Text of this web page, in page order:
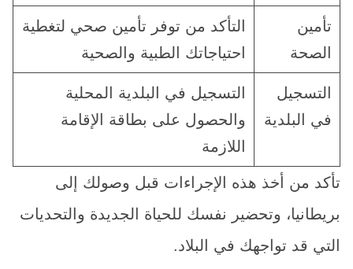
تأمين
الصحة
التأكد من توفر تأمين صحي لتغطية
احتياجاتك الطبية والصحية
التسجيل
في البلدية
التسجيل في البلدية المحلية
والحصول على بطاقة الإقامة
اللازمة
تأكد من أخذ هذه الإجراءات قبل وصولك إلى
بريطانيا، وتحضير نفسك للحياة الجديدة والتحديات
التي قد تواجهك في البلاد.